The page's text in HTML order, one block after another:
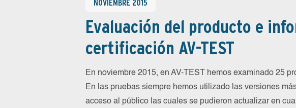
NOVIEMBRE 2015
Evaluación del producto e
certificación AV-TEST
En noviembre 2015, en AV-TEST hemos examinado 25
En las pruebas siempre hemos utilizado las versiones
acceso al público las cuales se pudieron actualizar en